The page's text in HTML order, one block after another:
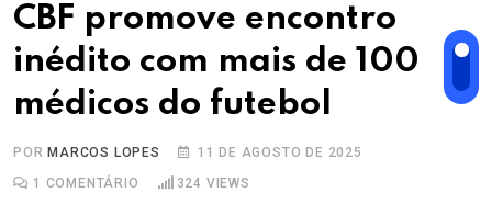
CBF promove encontro
inédito com mais de 100
médicos do futebol
PORMARCOS LOPES
11 DE AGOSTO DE 2025
1 COMENTÁRIO 324 VIEWS